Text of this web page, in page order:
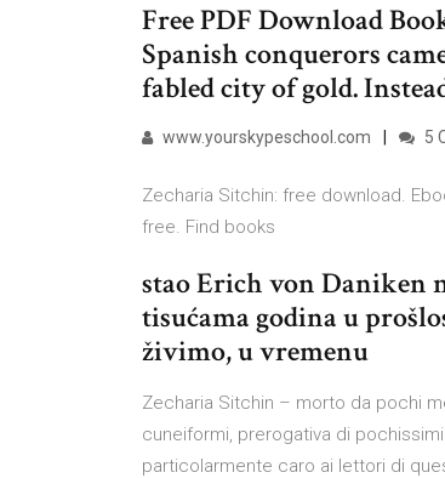
Free PDF Download
Spanish conquerors
fabled city of gold.
www.yourskypeschool.com 5
Zecharia Sitchin: free download.
free. Find books
stao Erich von Daniken
tisućama godina u
živimo, u vremenu
Zecharia Sitchin – morto da pochi
cuneiformi, prerogativa di
particolarmente caro ai lettori di